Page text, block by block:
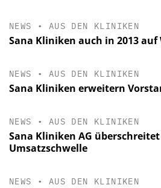
NEWS • AUS DEN KLINIKEN
Sana Kliniken auch in 2013
NEWS • AUS DEN KLINIKEN
Sana Kliniken erweitern
NEWS • AUS DEN KLINIKEN
Sana Kliniken AG
Umsatzschwelle
NEWS • AUS DEN KLINIKEN